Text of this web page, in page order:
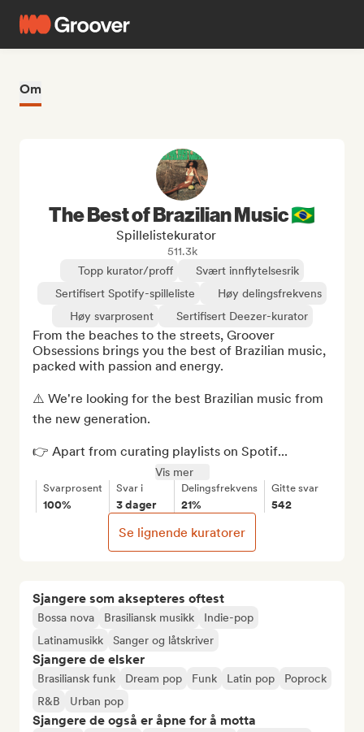
Om
Sjangere som aksepteres oftest
Bossa nova Brasiliansk musikk
Indie-pop
Latinamusikk
Sanger og låtskriver
Sjangere de elsker
Brasiliansk funk Dream pop Funk Latin pop
Poprock
R&B
Urban pop
Sjangere de også er åpne for å motta
The Best of Brazilian Music 🇧🇷
Spillelistekurator
511.3k
Topp kurator/proff
Svært innflytelsesrik
Sertifisert Spotify-spilleliste
Høy delingsfrekvens
Høy svarprosent
Sertifisert Deezer-kurator
From the beaches to the streets, Groover
Obsessions brings you the best of Brazilian music,
packed with passion and energy.
⚠️ We're looking for the best Brazilian music from
the new generation.
👉 Apart from curating playlists on Spotif...
Vis mer
Svarprosent
100%
Svar i
3 dager
Delingsfrekvens
21%
Gitte svar
542
Se lignende kuratorer